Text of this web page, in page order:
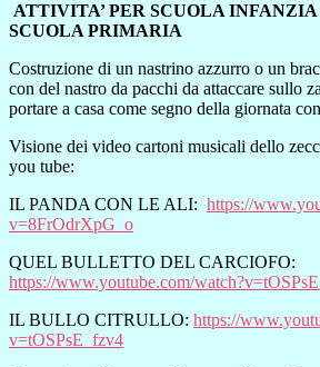
ATTIVITA’ PER SCUOLA
SCUOLA PRIMARIA
Costruzione di un nastrino azzurro o un
con del nastro da pacchi da attaccare sullo
portare a casa come segno della giornata
Visione dei video cartoni musicali dello
you tube:
IL PANDA CON LE ALI: https://
v=8FrOdrXpG_o
QUEL BULLETTO DEL CARCIOFO:
https://www.youtube.com/
IL BULLO CITRULLO: https://
v=tOSPsE_fzv4